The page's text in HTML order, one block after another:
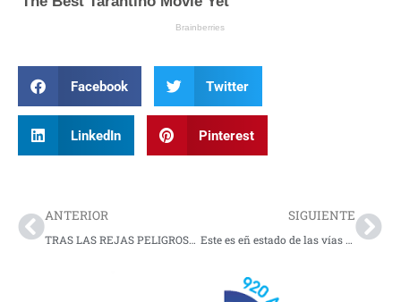
Facebook Twitter
LinkedIn Pinterest
ANTERIOR
TRAS LAS REJAS PELIGROSA DELINCUENTE
SIGUIENTE
Este es eñ estado de las vías de Nariño para este 16 de junio